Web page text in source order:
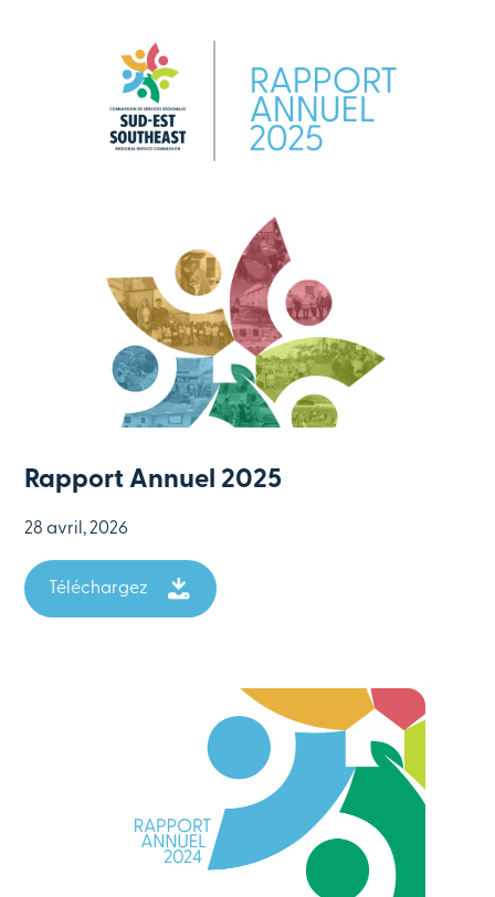
Rapport Annuel 2025
28 avril, 2026
Téléchargez